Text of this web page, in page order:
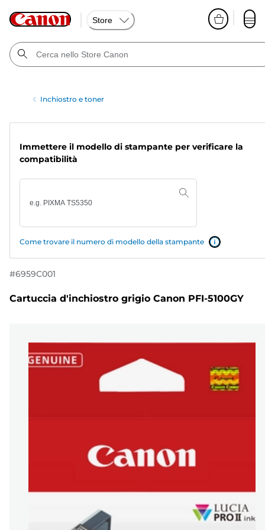
Store
Inchiostro e toner
Immettere il modello di stampante per verificare la
compatibilità
Come trovare il numero di modello della stampante
#6959C001
Cartuccia d'inchiostro grigio Canon PFI-5100GY